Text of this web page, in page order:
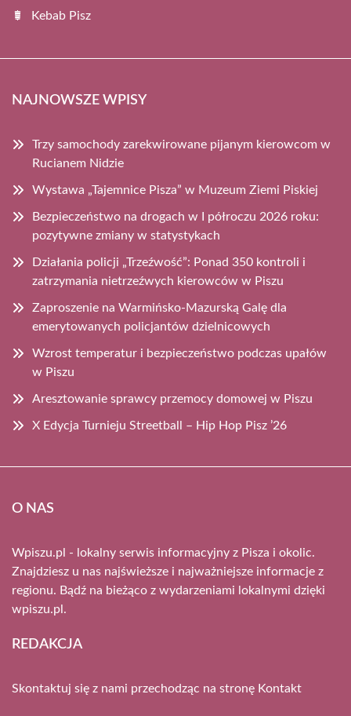
Kebab Pisz
NAJNOWSZE WPISY
Trzy samochody zarekwirowane pijanym kierowcom w
Rucianem Nidzie
Wystawa „Tajemnice Pisza” w Muzeum Ziemi Piskiej
Bezpieczeństwo na drogach w I półroczu 2026 roku:
pozytywne zmiany w statystykach
Działania policji „Trzeźwość”: Ponad 350 kontroli i
zatrzymania nietrzeźwych kierowców w Piszu
Zaproszenie na Warmińsko-Mazurską Galę dla
emerytowanych policjantów dzielnicowych
Wzrost temperatur i bezpieczeństwo podczas upałów
w Piszu
Aresztowanie sprawcy przemocy domowej w Piszu
X Edycja Turnieju Streetball – Hip Hop Pisz ’26
O NAS
Wpiszu.pl - lokalny serwis informacyjny z Pisza i okolic.
Znajdziesz u nas najświeższe i najważniejsze informacje z
regionu. Bądź na bieżąco z wydarzeniami lokalnymi dzięki
wpiszu.pl.
REDAKCJA
Skontaktuj się z nami przechodząc na stronę Kontakt